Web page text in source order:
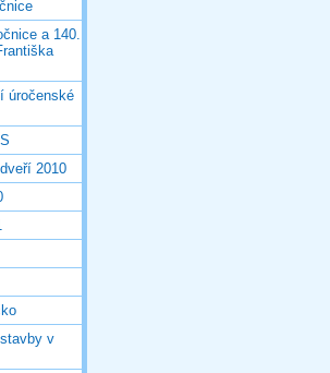
a 140.
úročenské
2010
v